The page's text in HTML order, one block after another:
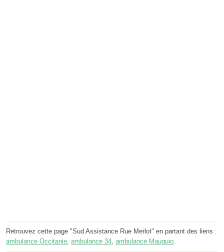
Retrouvez cette page "Sud Assistance Rue Merlot" en partant des liens :
ambulance Occitanie ambulance 34 ambulance Mauguio